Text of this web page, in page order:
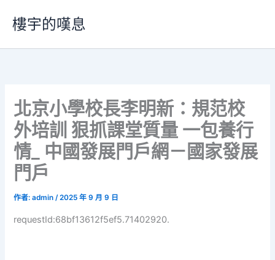
要
樓宇的嘆息
北京小學校長李明新：規范校
外培訓 狠抓課堂質量 一包養行
情_ 中國發展門戶網－國家發展
門戶
作者:admin/2025 年 9 月 9 日
requestId:68bf13612f5ef5.71402920.